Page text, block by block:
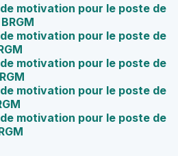
motivation pour le poste de
motivation pour le poste de
motivation pour le poste de
motivation pour le poste de
motivation pour le poste de